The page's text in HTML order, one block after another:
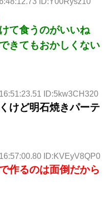
て食うのがいいね
きてもおかしくない
ID:5kw3CH320
けど明石焼きパーテ
ID:KVEyV8QP0
作るのは面倒だから